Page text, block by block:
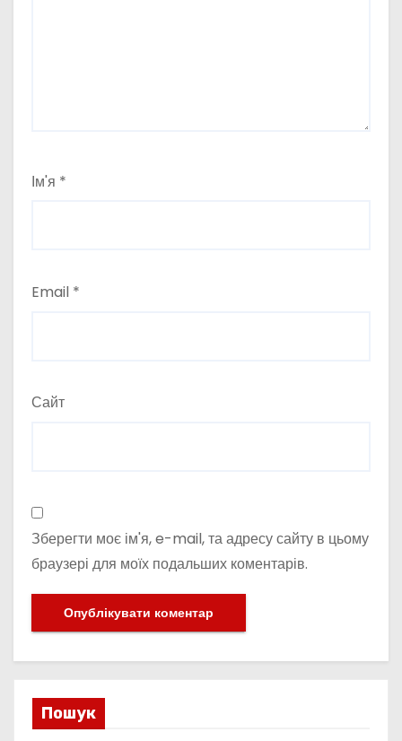
Ім'я *
Email *
Сайт
Зберегти моє ім'я, e-mail, та адресу сайту в цьому
браузері для моїх подальших коментарів.
Пошук